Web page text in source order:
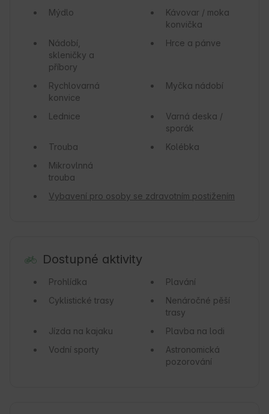
Mýdlo
Kávovar / moka
konvička
Nádobí,
skleničky a
příbory
Hrce a pánve
Rychlovarná
konvice
Myčka nádobí
Lednice
Varná deska /
sporák
Trouba
Kolébka
Mikrovlnná
trouba
Vybavení pro osoby se zdravotním postižením
Dostupné aktivity
Prohlídka
Plavání
Cyklistické trasy
Nenáročné pěší
trasy
Jízda na kajaku
Plavba na lodi
Vodní sporty
Astronomická
pozorování